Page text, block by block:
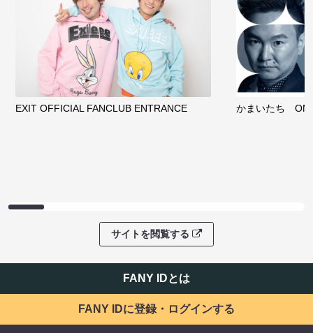
EXIT OFFICIAL FANCLUB ENTRANCE かまいたち
サイトを閲覧する
FANY IDとは
FANY IDに登録・ログインする